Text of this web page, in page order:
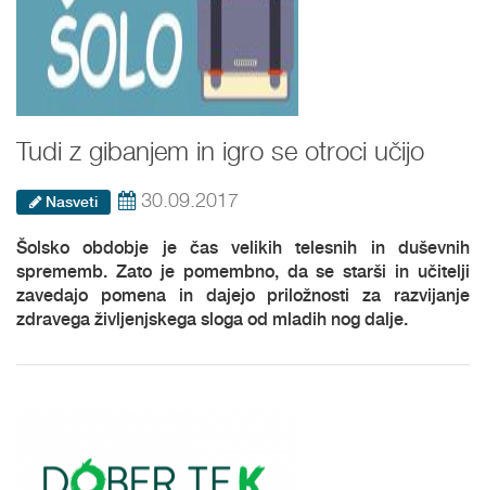
Tudi z gibanjem in igro se otroci učijo
Nasveti 30.09.2017
Šolsko obdobje je čas velikih telesnih in duševnih
sprememb. Zato je pomembno, da se starši in učitelji
zavedajo pomena in dajejo priložnosti za razvijanje
zdravega življenjskega sloga od mladih nog dalje.